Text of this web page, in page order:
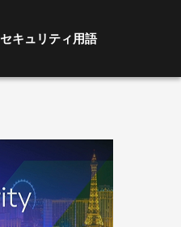
セキュリティ用語